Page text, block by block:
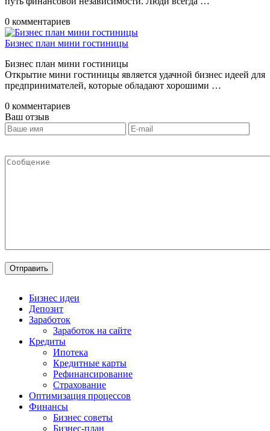
0 комментариев
Бизнес план мини гостиницы
Бизнес план мини гостиницы
Открытие мини гостиницы является удачной бизнес идеей для
предпринимателей, которые обладают хорошими …
0 комментариев
Ваш отзыв
Бизнес идеи
Депозит
Заработок
Заработок на сайте
Кредиты
Ипотека
Кредитные карты
Рефинансирование
Страхование
Оптимизация процессов
Финансы
Бизнес советы
Бизнес-план